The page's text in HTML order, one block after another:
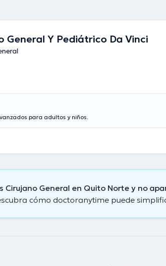
General Y Pediátrico Da Vinci
para adultos y niños.
Cirujano General en Quito Norte y no
cómo doctoranytime puede